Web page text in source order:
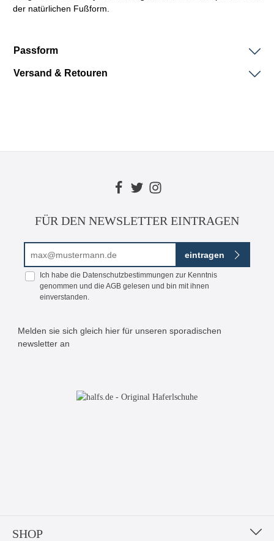
der natürlichen Fußform.
Passform
Versand & Retouren
FÜR DEN NEWSLETTER EINTRAGEN
eintragen
Ich habe die Datenschutzbestimmungen zur Kenntnis
genommen und die AGB gelesen und bin mit ihnen
einverstanden.
Melden sie sich gleich hier für unseren sporadischen
newsletter an
SHOP